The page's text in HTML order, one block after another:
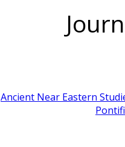
Ancient Near Eastern